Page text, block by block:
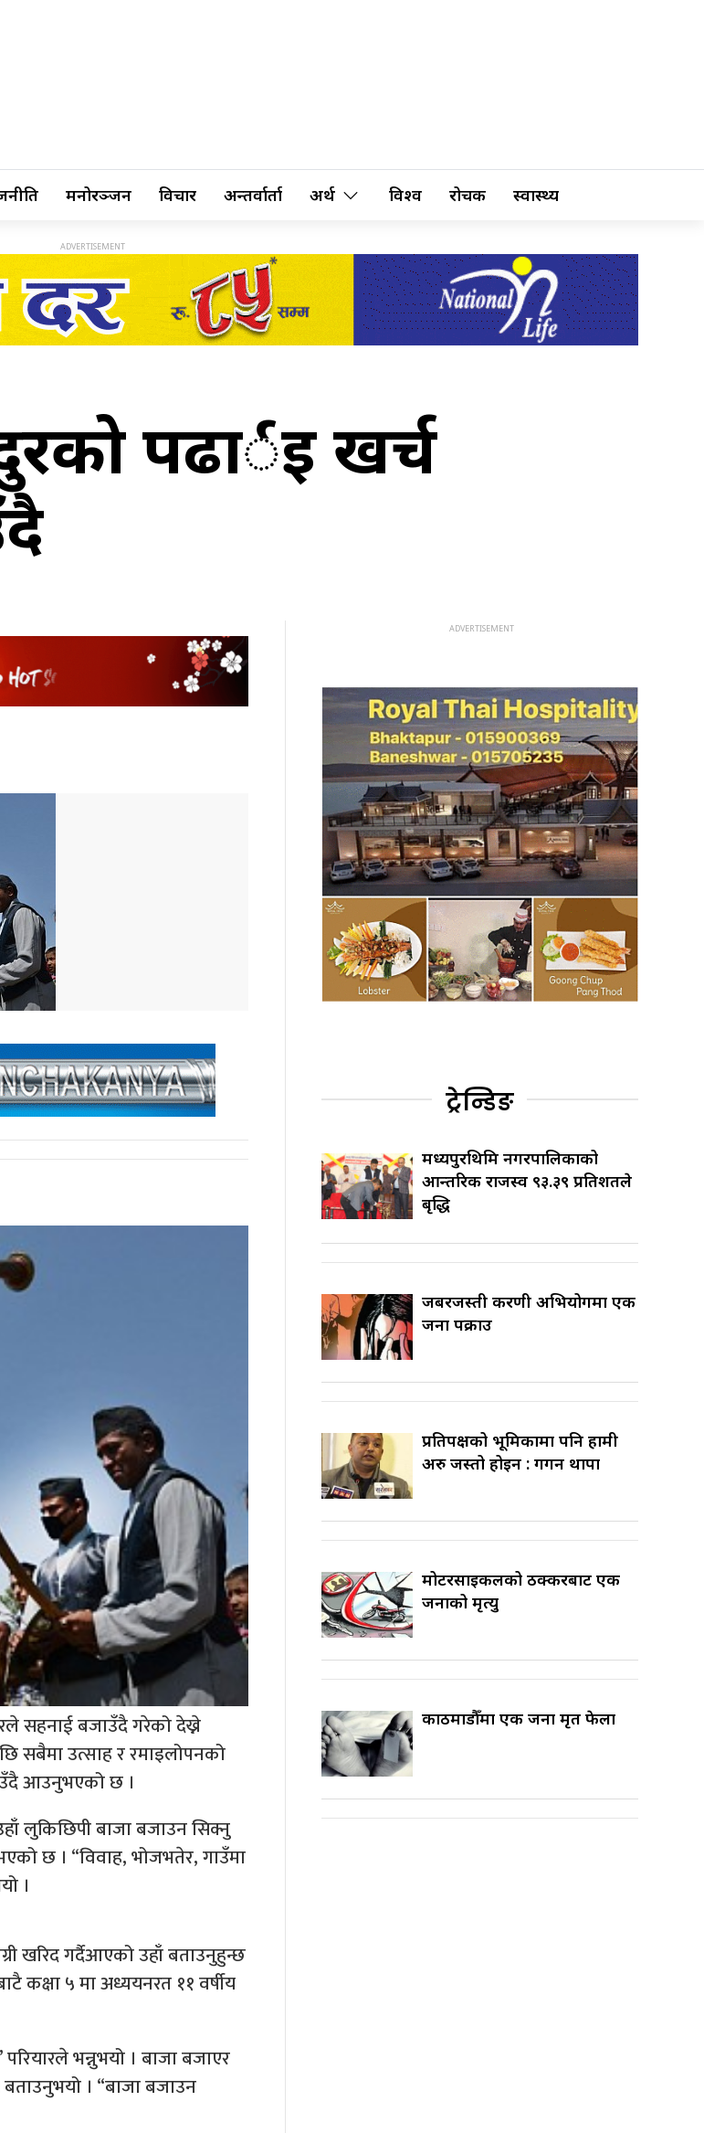
मनोरञ्जन विचार अन्तर्वार्ता अर्थ विश्व रोचक स्वास्थ्य
पढार्इ खर्च
सहनाई बजाउँदै गरेको देख्ने
सबैमा उत्साह र रमाइलोपनको
आउनुभएको छ ।
लुकिछिपी बाजा बजाउन सिक्नु
छ । “विवाह, भोजभतेर, गाउँमा
।
खरिद गर्दैआएको उहाँ बताउनुहुन्छ
कक्षा ५ मा अध्ययनरत ११ वर्षीय
भन्नुभयो । बाजा बजाएर
। “बाजा बजाउन
ट्रेन्डिङ
मध्यपुरथिमि नगरपालिकाको
आन्तरिक राजस्व ९३.३९ प्रतिशतले
बृद्धि
जबरजस्ती करणी अभियोगमा एक
जना पक्राउ
प्रतिपक्षको भूमिकामा पनि हामी
अरु जस्तो होइन : गगन थापा
मोटरसाइकलको ठक्करबाट एक
जनाको मृत्यु
काठमाडौँमा एक जना मृत फेला